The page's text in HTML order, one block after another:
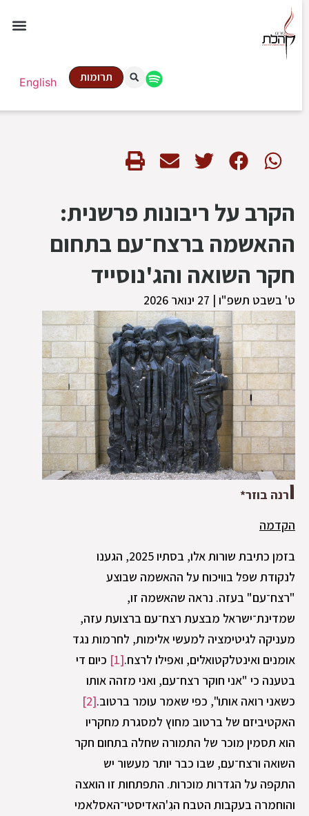
English תרומות
הקרב על ריבונות פרשנית:
ההאשמה ברצח־עם בתחום
חקר השואה והג'נוסייד
ט' בשבט תשפ"ו | 27 ינואר 2026
רנה בוזר*
הקדמה
בזמן כתיבת שורות אלו, בסתיו 2025, הגענו
לנקודת שפל בוויכוח על ההאשמה שבוצע
"רצח־עם" בעזה. נראה שהאשמה זו,
שמדינת־ישראל מבצעת רצח־עם ברצועת עזה,
מעניקה לגיטימציה למעשי אלימות, לחרמות נגד
אומנים ואינטלקטואלים, ואפילו לרצח.[1]
כיום די
בטענה כי "אני חוקר רצח־עם, ואני מזהה אותו
כשאני רואה אותו", כפי שאמר עומר ברטוב.[2]
האקטיביזם של ברטוב מחוץ למסגרת מחקריו
הוא תסמין מוכר של התמורה שחלה בתחום חקר
השואה ורצח־עם, שבו כבר יותר מעשור יש
התקפה על הגדרות מוכרות. התפתחות זו הואצה
והוחמרה בעקבות הטבח הגִ'האדיסטי־האסלאמי